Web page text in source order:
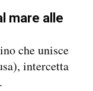
mare alle
che unisce
intercetta